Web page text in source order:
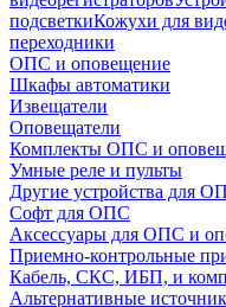
подсветкиКожухи для
переходники
ОПС и оповещение
Шкафы автоматики
Извещатели
Оповещатели
Комплекты ОПС и
Умные реле и пульты
Другие устройства для
Софт для ОПС
Аксессуары для ОПС и
Приемно-контрольные
Кабель, СКС, ИБП, и
Альтернативные